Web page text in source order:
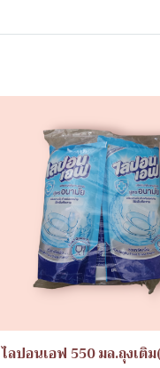
ไลปอนเอฟ 550 มล.ถุงเติ